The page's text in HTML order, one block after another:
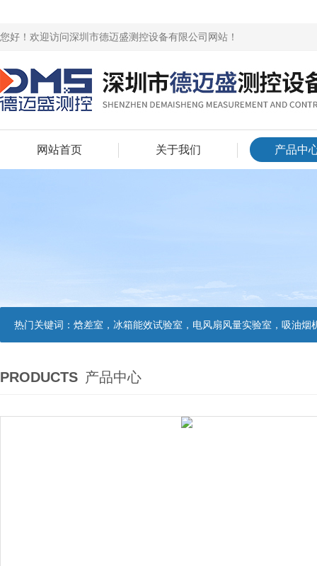
您好！欢迎访问深圳市德迈盛测控设备有限公司网站！
网站首页 关于我们 产品中
热门关键词： 焓差室，冰箱能效试验室，电风扇风量实验室，吸油烟机油脂分离度试验装置，吸油烟机空气性能试验装置，吸油烟机气味
PRODUCTS 产品中心